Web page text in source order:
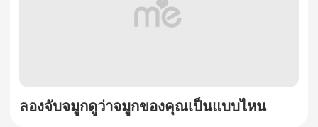
ลองจับจมูกดูว่าจมูกของคุณเป็นแบบไหน